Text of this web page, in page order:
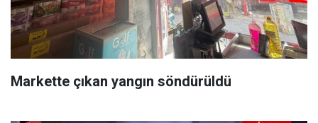
Markette çıkan yangın söndürüldü